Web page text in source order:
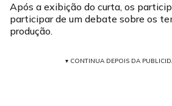
Após a exibição do curta, os
participar de um debate sobre os
produção.
▾ CONTINUA DEPOIS DA